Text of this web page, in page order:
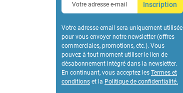
Inscription
Votre adresse email sera uniquement utilisée
pour vous envoyer notre newsletter (offres
commerciales, promotions, etc.). Vous
pouvez à tout moment utiliser le lien de
désabonnement intégré dans la newsletter.
En continuant, vous acceptez les Termes et
conditions et la Politique de confidentialité.